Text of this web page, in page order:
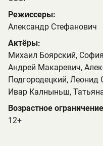
Режиссеры:
Александр Стефанович
Актёры:
Михаил Боярский,
Андрей Макаревич,
Подгородецкий, Леонид
Ивар Калныньш,
Возрастное
12+